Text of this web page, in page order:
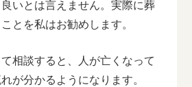
いとは言えません。実際に葬
とを私はお勧めします。
相談すると、人が亡くなって
が分かるようになります。